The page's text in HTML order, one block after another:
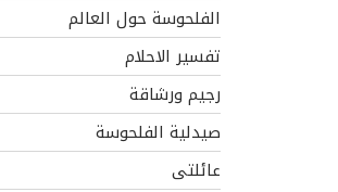
الفلحوسة حول العالم
تفسير الاحلام
رجيم ورشاقة
صيدلية الفلحوسة
عائلتى